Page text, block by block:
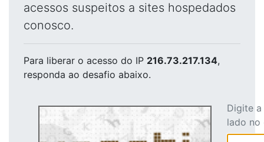
acessos suspeitos a sites hospedados
conosco.
Para liberar o acesso do IP 216.73.217.134,
responda ao desafio abaixo.
Digite
lado no